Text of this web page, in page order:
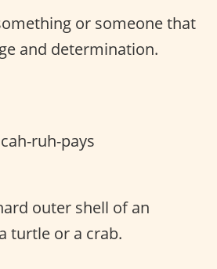
or someone that
and determination.
cah-ruh-pays
outer shell of an
turtle or a crab.